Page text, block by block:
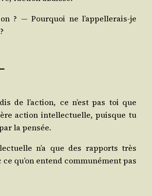
? ― Pour­quoi ne l’ap­pel­le­rais-je
de l’ac­tion, ce n’est pas toi que
action intel­lec­tuelle, puisque tu
la pensée.
n’a que des rap­ports très
qu’on entend com­mu­né­ment pas